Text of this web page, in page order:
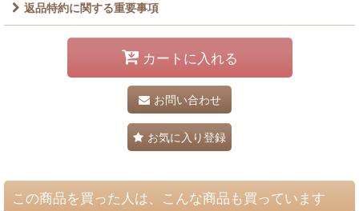
返品特約に関する重要事項
カートに入れる
お問い合わせ
お気に入り登録
この商品を買った人は、こんな商品も買っています